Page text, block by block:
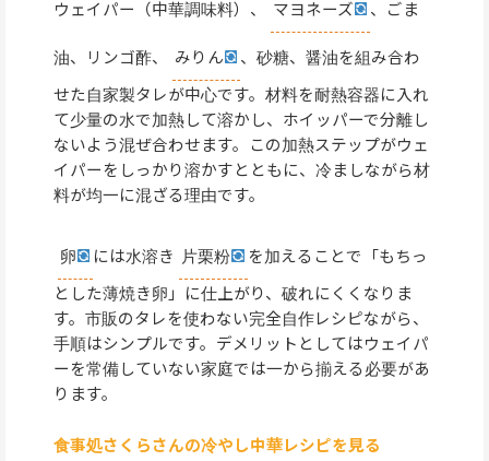
ウェイパー（中華調味料）、 マヨネーズ 、ごま
油、リンゴ酢、 みりん
、砂糖、醤油を組み合わ
せた自家製タレが中心です。材料を耐熱容器に入れ
て少量の水で加熱して溶かし、ホイッパーで分離し
ないよう混ぜ合わせます。この加熱ステップがウェ
イパーをしっかり溶かすとともに、冷ましながら材
料が均一に混ざる理由です。
卵 には水溶き 片栗粉
を加えることで「もちっ
とした薄焼き卵」に仕上がり、破れにくくなりま
す。市販のタレを使わない完全自作レシピながら、
手順はシンプルです。デメリットとしてはウェイパ
ーを常備していない家庭では一から揃える必要があ
ります。
食事処さくらさんの冷やし中華レシピを見る